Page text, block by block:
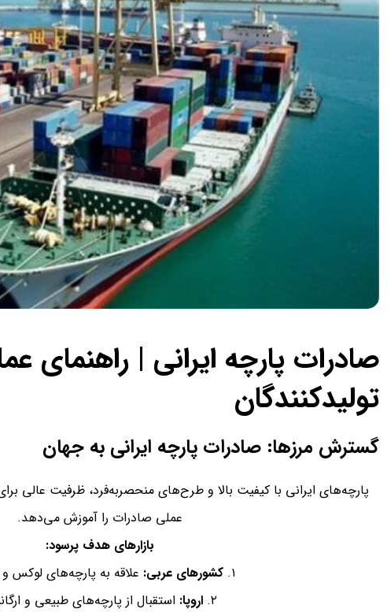
صادرات پارچه ایرانی | راهنمای
تولیدکنندگان
گسترش مرزها: صادرات پارچه ایرانی به جهان
پارچه‌های ایرانی با کیفیت بالا و طرح‌های منحصربه‌فرد، ظرفیت عالی
عملی صادرات را آموزش می‌دهد.
بازارهای هدف پرسود:
۱. کشورهای عربی: علاقه به پارچه‌های لوکس و
۲. اروپا: استقبال از پارچه‌های طبیعی و